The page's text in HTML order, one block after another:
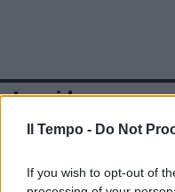
Il Tempo - Do Not
If you wish to opt-out of
In evidenza